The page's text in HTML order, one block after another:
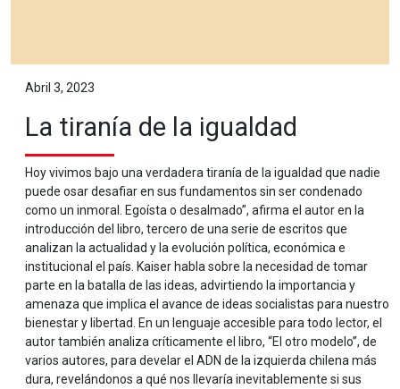
Abril 3, 2023
La tiranía de la igualdad
Hoy vivimos bajo una verdadera tiranía de la igualdad que nadie
puede osar desafiar en sus fundamentos sin ser condenado
como un inmoral. Egoísta o desalmado”, afirma el autor en la
introducción del libro, tercero de una serie de escritos que
analizan la actualidad y la evolución política, económica e
institucional el país. Kaiser habla sobre la necesidad de tomar
parte en la batalla de las ideas, advirtiendo la importancia y
amenaza que implica el avance de ideas socialistas para nuestro
bienestar y libertad. En un lenguaje accesible para todo lector, el
autor también analiza críticamente el libro, “El otro modelo”, de
varios autores, para develar el ADN de la izquierda chilena más
dura, revelándonos a qué nos llevaría inevitablemente si sus